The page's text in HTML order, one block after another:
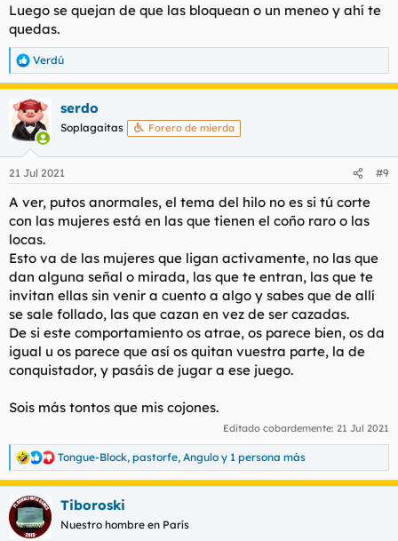
Luego se quejan de que las bloquean o un meneo y ahí te
quedas.
R
e
a
c
c
i
e
:
Verdú
serdo
Soplagaitas Forero de mierda
21 Jul 2021 #9
A ver, putos anormales, el tema del hilo no es si tú corte
con las mujeres está en las que tienen el coño raro o las
locas.
Esto va de las mujeres que ligan activamente, no las que
dan alguna señal o mirada, las que te entran, las que te
invitan ellas sin venir a cuento a algo y sabes que de allí
se sale follado, las que cazan en vez de ser cazadas.
De si este comportamiento os atrae, os parece bien, os da
igual u os parece que así os quitan vuestra parte, la de
conquistador, y pasáis de jugar a ese juego.
Sois más tontos que mis cojones.
Editado cobardemente: 21 Jul 2021
R
e
a
c
c
i
Tongue-Block, pastorfe, Angulo y 1 persona más
Tiboroski
Nuestro hombre en París